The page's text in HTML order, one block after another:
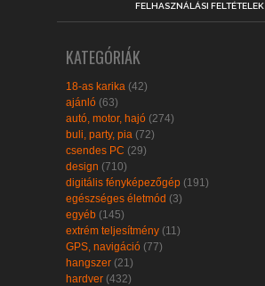
FELHASZNÁLÁSI FELTÉTELEK
KATEGÓRIÁK
18-as karika (42)
ajánló (63)
autó, motor, hajó (274)
buli, party, pia (72)
csendes PC (29)
design (710)
digitális fényképezőgép (191)
egészséges életmód (3)
egyéb (145)
extrém teljesítmény (11)
GPS, navigáció (77)
hangszer (21)
hardver (432)